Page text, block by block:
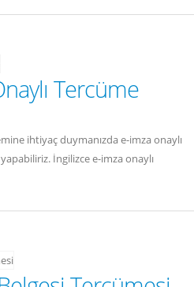
Tercüme
ihtiyaç duymanızda e-imza onaylı
İngilizce e-imza onaylı